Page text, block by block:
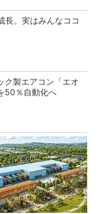
長。実はみんなココ
ク製エアコン「エオ
50％自動化へ